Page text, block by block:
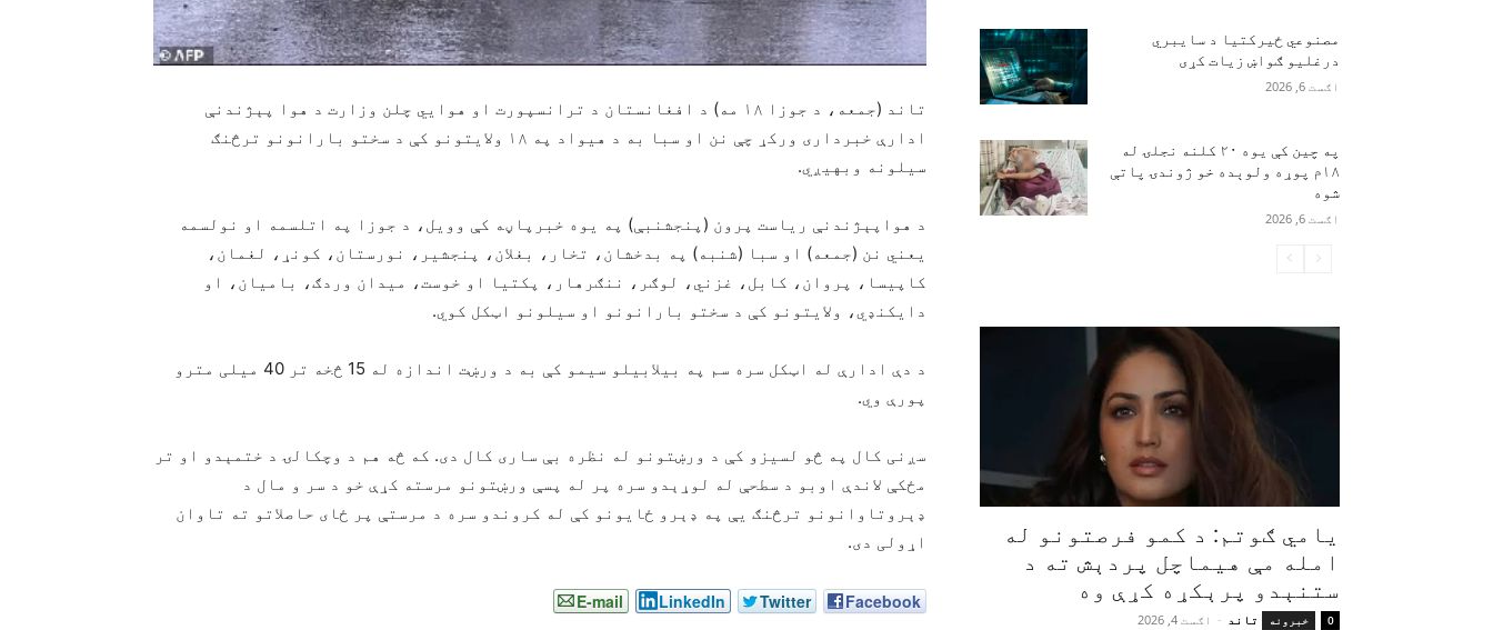
تاند (جمعه، د جوزا ۱۸ مه) د افغانستان د ترانسپورت او هوايي چلن وزارت د هوا پېژندنې
ادارې خبرداری ورکړ چې نن او سبا به د هیواد په ۱۸ ولایتونو کې د سختو بارانونو ترڅنګ
سیلونه وبهیږي.
د هواپېژندنې رياست پرون (پنجشنبې) په یوه خبرپاڼه کې وویل، د جوزا په اتلسمه او نولسمه
یعني نن (جمعه) او سبا (شنبه) په بدخشان، تخار، بغلان، پنجشير، نورستان، کونړ، لغمان،
کاپيسا، پروان، کابل، غزني، لوګر، ننګرهار، پکتیا او خوست، ميدان وردګ، باميان، او
دايکنډي، ولايتونو کې د سختو بارانونو او سیلونو اټکل کوي.
د دې ادارې له اټکل سره سم په بیلابیلو سیمو کې به د ورښت اندازه له 15 څخه تر 40 میلی مترو
پورې وي.
سږنی کال په څو لسیزو کې د ورښتونو له نظره بې ساری کال دی. که څه هم د وچکالۍ د ختمېدو او تر
مځکې لاندې اوبو د سطحې له لوړېدو سره پر له پسې ورښتونو مرسته کړې خو د سر و مال د
ډېروتاوانونو ترڅنګ یې په ډېرو ځایونو کې له کروندو سره د مرستې پر ځای حاصلاتو ته تاوان
اړولی دی.
Facebook
Twitter
LinkedIn
E-mail
مصنوعي ځیرکتیا د سایبري
درغلیو ګواښ زیات کړی
اګست 6, 2026
په چین کې یوه ۲۰ کلنه نجلۍ له
۱۸م پوړه ولوېده خو ژوندۍ پاتې
شوه
اګست 6, 2026
یامي ګوتم: د کمو فرصتونو له
امله مې هیماچل پردېش ته د
ستنېدو پرېکړه کړې وه
خبرونه تاند - اګست 4, 2026 0